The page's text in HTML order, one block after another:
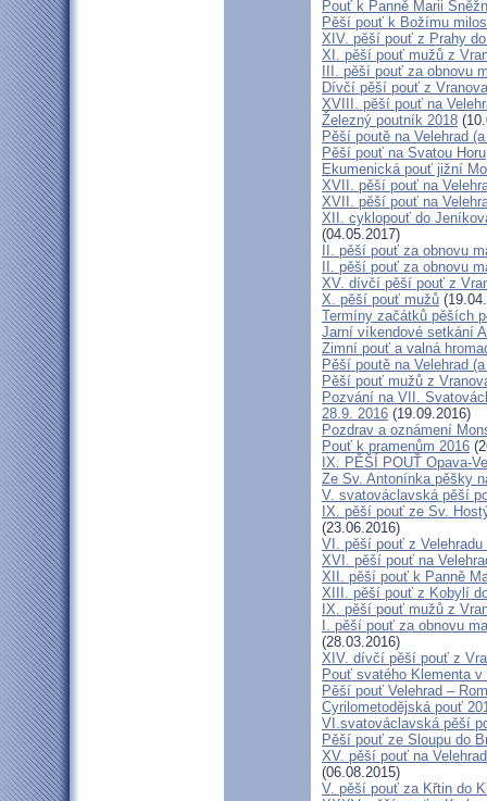
Pouť k Panně Marii
Pěší pouť k Božímu
XIV. pěší pouť z Prahy
XI. pěší pouť mužů z
III. pěší pouť za obnovu
Dívčí pěší pouť z
XVIII. pěší pouť na
Železný poutník 2018
Pěší poutě na Velehrad
Pěší pouť na Svatou Horu
Ekumenická pouť jižní
XVII. pěší pouť na
XVII. pěší pouť na
XII. cyklopouť do
(04.05.2017)
II. pěší pouť za obnovu
II. pěší pouť za obnovu
XV. dívčí pěší pouť z
X. pěší pouť mužů
Termíny začátků pěších
Jarní víkendové setkání
Zimní pouť a valná
Pěší poutě na Velehrad
Pěší pouť mužů z
Pozvání na VII.
28.9. 2016 (19.09.2016)
Pozdrav a oznámení
Pouť k pramenům 2016
IX. PĚŠÍ POUŤ Opava-
Ze Sv. Antonínka pěšky
V. svatováclavská pěší
IX. pěší pouť ze Sv.
(23.06.2016)
VI. pěší pouť z
XVI. pěší pouť na
XII. pěší pouť k Panně
XIII. pěší pouť z Kobylí
IX. pěší pouť mužů z
I. pěší pouť za obnovu
(28.03.2016)
XIV. dívčí pěší pouť z
Pouť svatého Klementa
Pěší pouť Velehrad –
Cyrilometodějská pouť
VI.svatováclavská pěší
Pěší pouť ze Sloupu do
XV. pěší pouť na
(06.08.2015)
V. pěší pouť za Křtin do